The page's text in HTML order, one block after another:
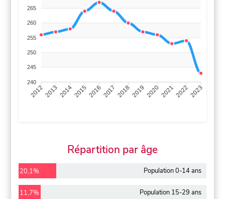
265
260
255
250
245
240
201220132014201520162017 20182019 2020202120222023
Répartition par âge
20,1% Population 0-14 ans
11,7% Population 15-29 ans